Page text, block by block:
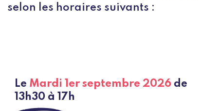
selon les horaires suivants :
Le Mardi 1er septembre 2026 de
13h30 à 17h